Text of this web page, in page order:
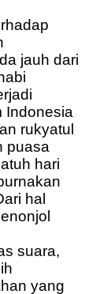
jauh dari
Indonesia
rukyatul
puasa
hari
hal
suara,
yang